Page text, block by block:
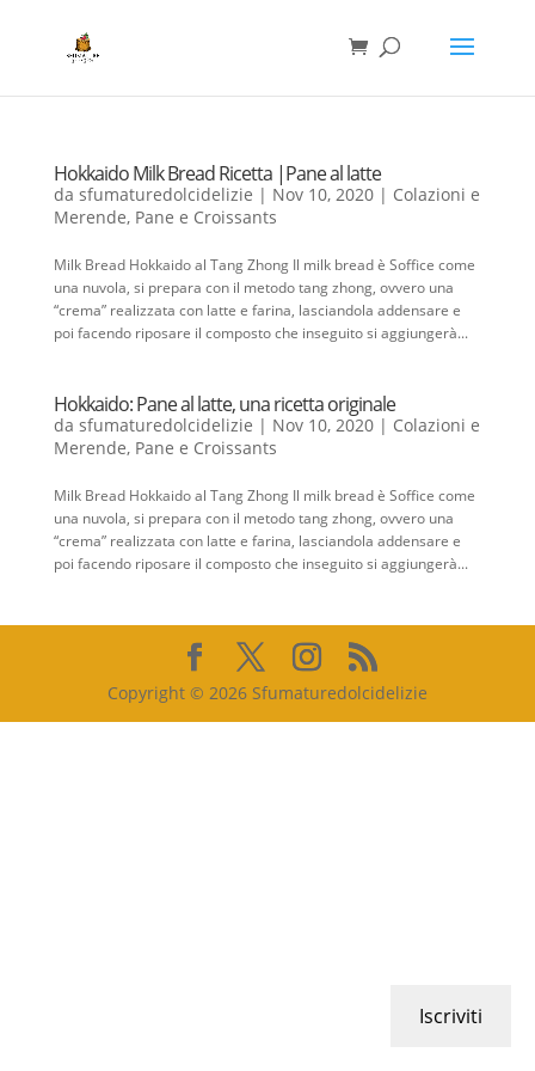
Hokkaido Milk Bread Ricetta |Pane al latte
da sfumaturedolcidelizie | Nov 10, 2020| Colazioni e
Merende, Pane e Croissants
Milk Bread Hokkaido al Tang Zhong Il milk bread è Soffice come
una nuvola, si prepara con il metodo tang zhong, ovvero una
“crema” realizzata con latte e farina, lasciandola addensare e
poi facendo riposare il composto che inseguito si aggiungerà...
Hokkaido: Pane al latte, una ricetta originale
da sfumaturedolcidelizie | Nov 10, 2020| Colazioni e
Merende, Pane e Croissants
Milk Bread Hokkaido al Tang Zhong Il milk bread è Soffice come
una nuvola, si prepara con il metodo tang zhong, ovvero una
“crema” realizzata con latte e farina, lasciandola addensare e
poi facendo riposare il composto che inseguito si aggiungerà...
Copyright © 2026 Sfumaturedolcidelizie
Iscriviti